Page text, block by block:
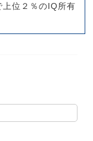
上位２％のIQ所有